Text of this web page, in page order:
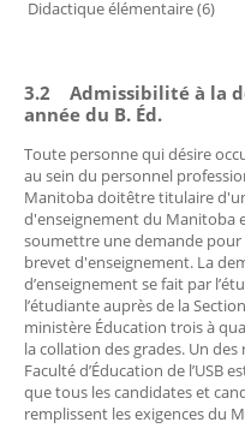
Didactique élémentaire (6)
3.2 Admissibilité à la
année du B. Éd.
Toute personne qui désire
au sein du personnel
Manitoba doitêtre titulaire
d'enseignement du Manitoba
soumettre une demande
brevet d'enseignement. La
d’enseignement se fait par
l’étudiante auprès de la
ministère Éducation trois à
la collation des grades. Un des
Faculté d’Éducation de l’USB
que tous les candidates et
remplissent les exigences du